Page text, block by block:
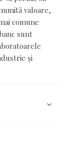
valoare,
comune
sunt
și